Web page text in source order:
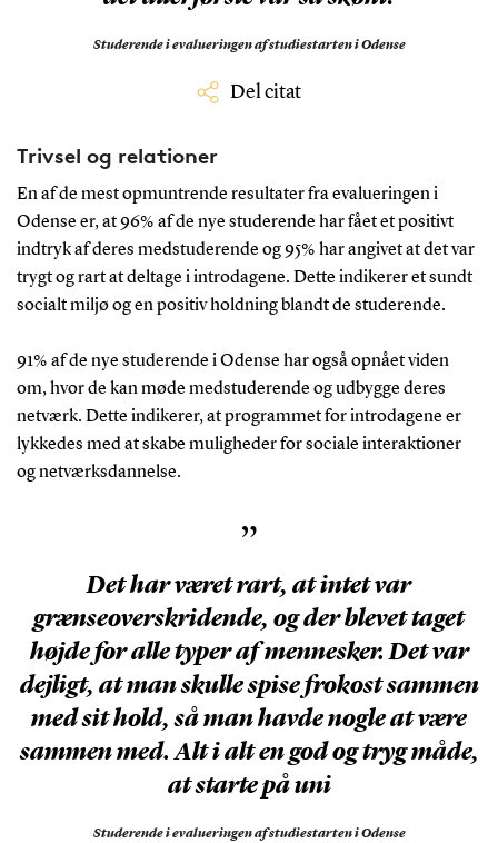
Studerende i evalueringen af studiestarten i Odense
Del citat
Trivsel og relationer
En af de mest opmuntrende resultater fra evalueringen i
Odense er, at 96% af de nye studerende har fået et positivt
indtryk af deres medstuderende og 95% har angivet at det var
trygt og rart at deltage i introdagene. Dette indikerer et sundt
socialt miljø og en positiv holdning blandt de studerende.
91% af de nye studerende i Odense har også opnået viden
om, hvor de kan møde medstuderende og udbygge deres
netværk. Dette indikerer, at programmet for introdagene er
lykkedes med at skabe muligheder for sociale interaktioner
og netværksdannelse.
”
Det har været rart, at intet var
grænseoverskridende, og der blevet taget
højde for alle typer af mennesker. Det var
dejligt, at man skulle spise frokost sammen
med sit hold, så man havde nogle at være
sammen med. Alt i alt en god og tryg måde,
at starte på uni
Studerende i evalueringen af studiestarten i Odense